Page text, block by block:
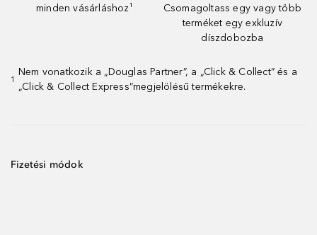
minden vásárláshoz¹
Csomagoltass egy vagy több
terméket egy exkluzív
díszdobozba
1
Nem vonatkozik a „Douglas Partner”, a „Click & Collect” és a
„Click & Collect Express”megjelölésű termékekre.
Fizetési módok